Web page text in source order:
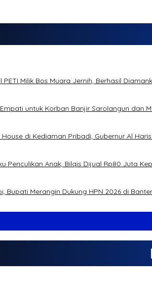
Milik Bos Muara Jernih, Berhasil
untuk Korban Banjir Sarolangun dan
di Kediaman Pribadi, Gubernur Al
Penculikan Anak, Bilqis Dijual Rp80 Juta
Bupati Merangin Dukung HPN 2026 di